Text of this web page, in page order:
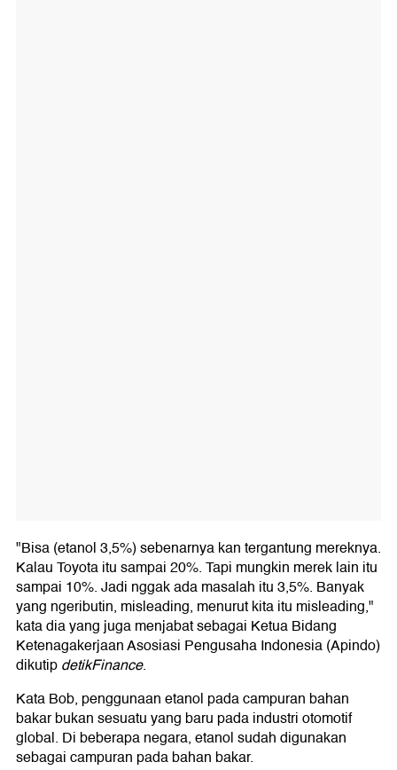
"Bisa (etanol 3,5%) sebenarnya kan tergantung mereknya.
Kalau Toyota itu sampai 20%. Tapi mungkin merek lain itu
sampai 10%. Jadi nggak ada masalah itu 3,5%. Banyak
yang ngeributin, misleading, menurut kita itu misleading,"
kata dia yang juga menjabat sebagai Ketua Bidang
Ketenagakerjaan Asosiasi Pengusaha Indonesia (Apindo)
dikutipdetikFinance.
Kata Bob, penggunaan etanol pada campuran bahan
bakar bukan sesuatu yang baru pada industri otomotif
global. Di beberapa negara, etanol sudah digunakan
sebagai campuran pada bahan bakar.